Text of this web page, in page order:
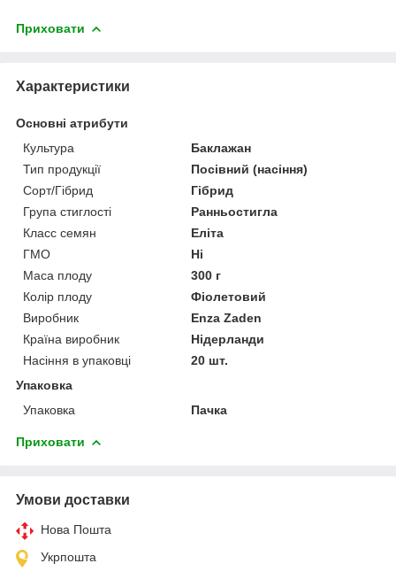
Приховати
Характеристики
Основні атрибути
Культура
Баклажан
Тип продукції
Посівний (насіння)
Сорт/Гібрид
Гібрид
Група стиглості
Ранньостигла
Класс семян
Еліта
ГМО
Ні
Маса плоду
300 г
Колір плоду
Фіолетовий
Виробник
Enza Zaden
Країна виробник
Нідерланди
Насіння в упаковці
20 шт.
Упаковка
Упаковка
Пачка
Приховати
Умови доставки
Нова Пошта
Укрпошта